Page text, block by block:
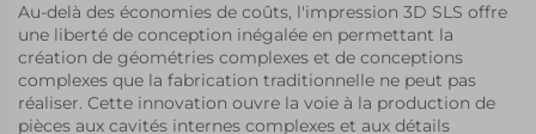
Au-delà des économies de coûts, l'impression 3D SLS offre
une liberté de conception inégalée en permettant la
création de géométries complexes et de conceptions
complexes que la fabrication traditionnelle ne peut pas
réaliser. Cette innovation ouvre la voie à la production de
pièces aux cavités internes complexes et aux détails